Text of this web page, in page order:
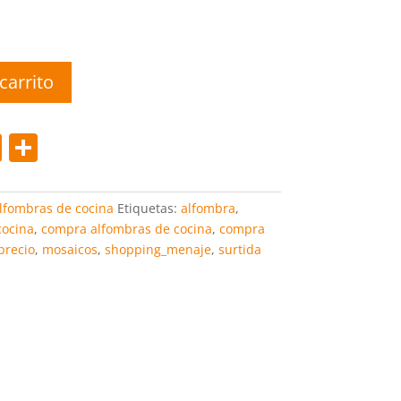
Pi
er
e
st
C
m
p
ar
de cocina Etiquetas: alfombra,
, compra alfombras de cocina, compra
, mosaicos, shopping_menaje, surtida